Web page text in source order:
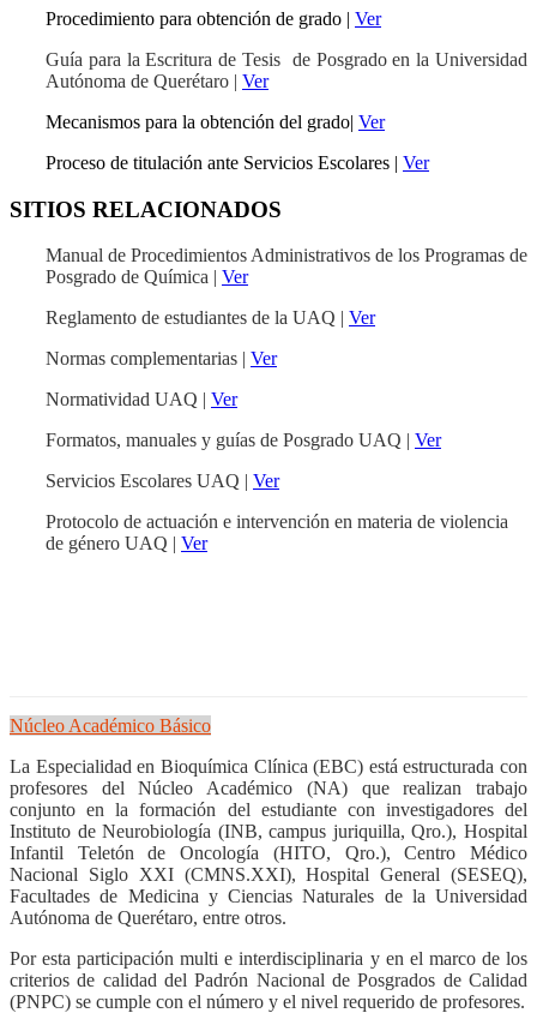
Procedimiento para obtención de grado | Ver
Guía para la Escritura de Tesis de Posgrado en la Universidad
Autónoma de Querétaro | Ver
Mecanismos para la obtención del grado| Ver
Proceso de titulación ante Servicios Escolares | Ver
SITIOS RELACIONADOS
Manual de Procedimientos Administrativos de los Programas de
Posgrado de Química | Ver
Reglamento de estudiantes de la UAQ | Ver
Normas complementarias | Ver
Normatividad UAQ | Ver
Formatos, manuales y guías de Posgrado UAQ | Ver
Servicios Escolares UAQ | Ver
Protocolo de actuación e intervención en materia de violencia
de género UAQ | Ver
Núcleo Académico Básico
La Especialidad en Bioquímica Clínica (EBC) está estructurada con
profesores del Núcleo Académico (NA) que realizan trabajo
conjunto en la formación del estudiante con investigadores del
Instituto de Neurobiología (INB, campus juriquilla, Qro.), Hospital
Infantil Teletón de Oncología (HITO, Qro.), Centro Médico
Nacional Siglo XXI (CMNS.XXI), Hospital General (SESEQ),
Facultades de Medicina y Ciencias Naturales de la Universidad
Autónoma de Querétaro, entre otros.
Por esta participación multi e interdisciplinaria y en el marco de los
criterios de calidad del Padrón Nacional de Posgrados de Calidad
(PNPC) se cumple con el número y el nivel requerido de profesores.